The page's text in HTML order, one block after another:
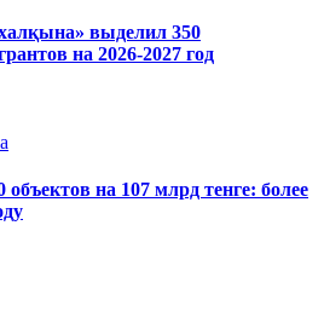
выделил 350
на 2026-2027 год
объектов на 107 млрд тенге: более